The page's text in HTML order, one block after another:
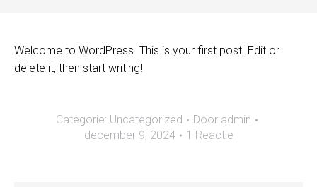
Welcome to WordPress. This is your first post. Edit or
delete it, then start writing!
Categorie: Uncategorized Door admin
december 9, 2024
1 Reactie